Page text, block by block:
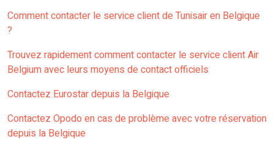
Comment contacter le service client de Tunisair en Belgique
?
Trouvez rapidement comment contacter le service client Air
Belgium avec leurs moyens de contact officiels
Contactez Eurostar depuis la Belgique
Contactez Opodo en cas de problème avec votre réservation
depuis la Belgique